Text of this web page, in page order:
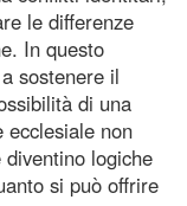
le differenze
In questo
sostenere il
di una
ecclesiale non
logiche
si può offrire